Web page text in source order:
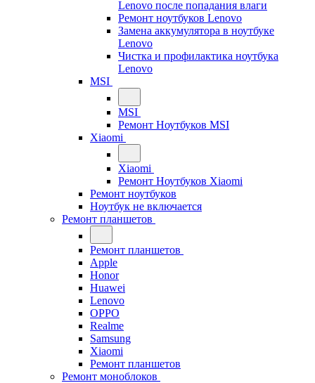
Lenovo после попадания влаги
Ремонт ноутбуков Lenovo
Замена аккумулятора в ноутбуке
Lenovo
Чистка и профилактика ноутбука
Lenovo
MSI
MSI
Ремонт Ноутбуков MSI
Xiaomi
Xiaomi
Ремонт Ноутбуков Xiaomi
Ремонт ноутбуков
Ноутбук не включается
Ремонт планшетов
Ремонт планшетов
Apple
Honor
Huawei
Lenovo
OPPO
Realme
Samsung
Xiaomi
Ремонт планшетов
Ремонт моноблоков